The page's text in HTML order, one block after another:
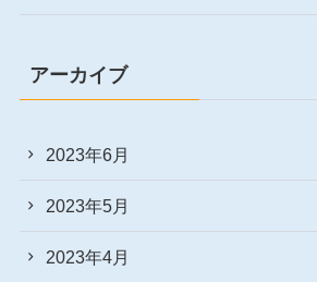
アーカイブ
2023年6月
2023年5月
2023年4月